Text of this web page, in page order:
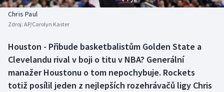
Biatlon
Box
Curling
Aplikace ČT sport
Chris Paul
Zdroj: AP/Carolyn Kaster
Houston - Přibude basketbalistům Golden State a
Clevelandu rival v boji o titu v NBA? Generální
manažer Houstonu o tom nepochybuje. Rockets
totiž posílil jeden z nejlepších rozehrávačů ligy Chris